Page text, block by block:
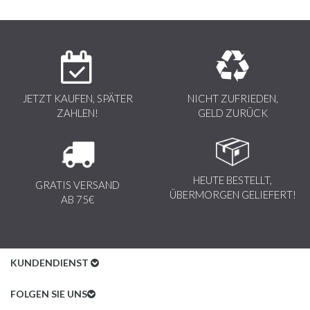
JETZT KAUFEN, SPÄTER
ZAHLEN!
NICHT ZUFRIEDEN,
GELD ZURÜCK
GRATIS VERSAND
AB 75€
HEUTE BESTELLT,
ÜBERMORGEN GELIEFERT!
KUNDENDIENST
Kundenservice
FOLGEN SIE UNS